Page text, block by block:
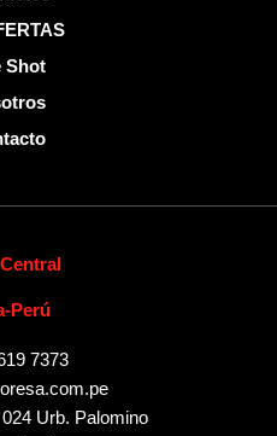
Shot
Perú
7373
Urb. Palomino